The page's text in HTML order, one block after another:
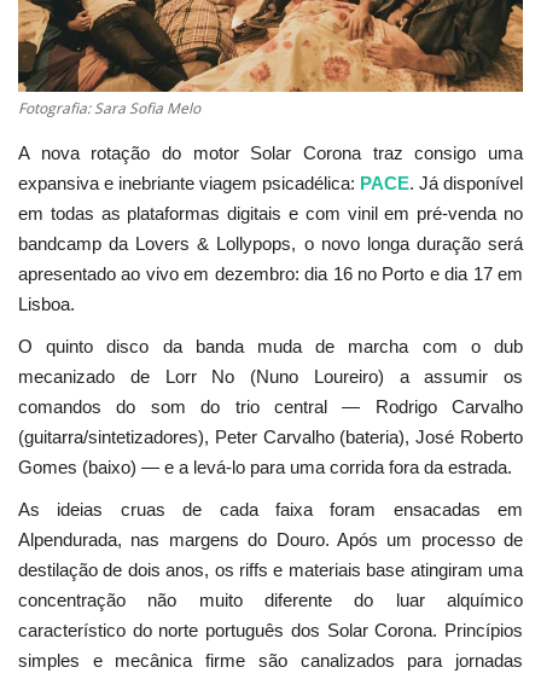
Ficha técnica
Cultura
Ambiente
Fotografia: Sara Sofia Melo
A nova rotação do motor Solar Corona traz consigo uma
expansiva e inebriante viagem psicadélica: PACE. Já disponível
em todas as plataformas digitais e com vinil em pré-venda no
bandcamp da Lovers & Lollypops, o novo longa duração será
apresentado ao vivo em dezembro: dia 16 no Porto e dia 17 em
Lisboa.
O quinto disco da banda muda de marcha com o dub
mecanizado de Lorr No (Nuno Loureiro) a assumir os
comandos do som do trio central — Rodrigo Carvalho
(guitarra/sintetizadores), Peter Carvalho (bateria), José Roberto
Gomes (baixo) — e a levá-lo para uma corrida fora da estrada.
As ideias cruas de cada faixa foram ensacadas em
Alpendurada, nas margens do Douro. Após um processo de
destilação de dois anos, os riffs e materiais base atingiram uma
concentração não muito diferente do luar alquímico
característico do norte português dos Solar Corona. Princípios
simples e mecânica firme são canalizados para jornadas